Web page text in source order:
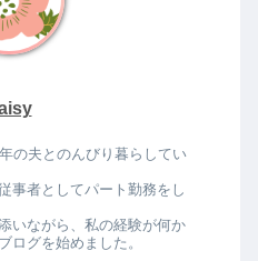
の夫とのんびり暮らしてい
事者としてパート勤務をし
いながら、私の経験が何か
ログを始めました。